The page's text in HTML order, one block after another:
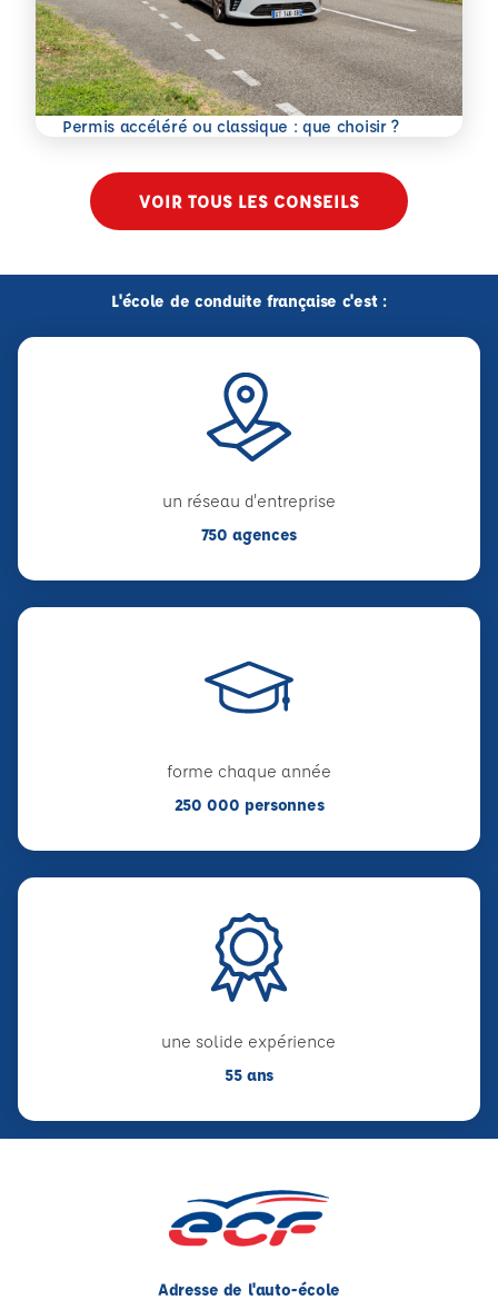
Permis accéléré ou classique : que choisir ?
En savoir plus
VOIR TOUS LES CONSEILS
L'école de conduite française c'est :
un réseau d'entreprise
750 agences
forme chaque année
250 000 personnes
une solide expérience
55 ans
Adresse de l'auto-école